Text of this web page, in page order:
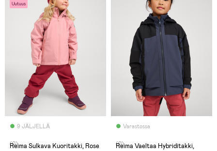
Uutuus
9 JÄLJELLÄ
(0)
Reima Sulkava Kuoritakki, Rose
Varastossa
(0)
Reima Vaeltaa Hybriditakki,